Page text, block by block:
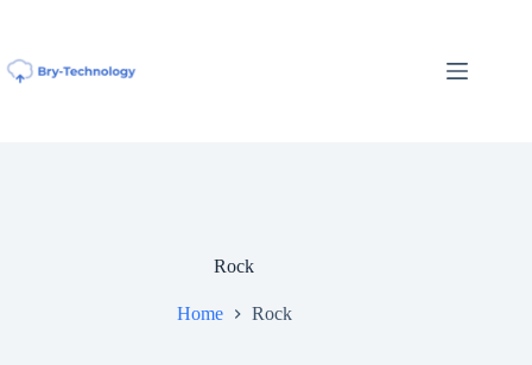
inhoud
Rock
Home Rock